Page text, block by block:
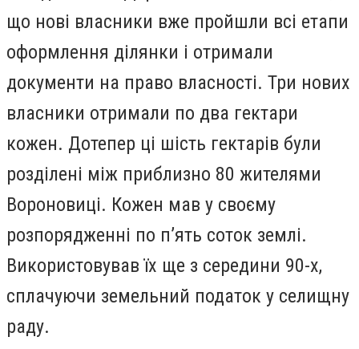
що нові власники вже пройшли всі етапи
оформлення ділянки і отримали
документи на право власності. Три нових
власники отримали по два гектари
кожен. Дотепер ці шість гектарів були
розділені між приблизно 80 жителями
Вороновиці. Кожен мав у своєму
розпорядженні по п’ять соток землі.
Використовував їх ще з середини 90-х,
сплачуючи земельний податок у селищну
раду.